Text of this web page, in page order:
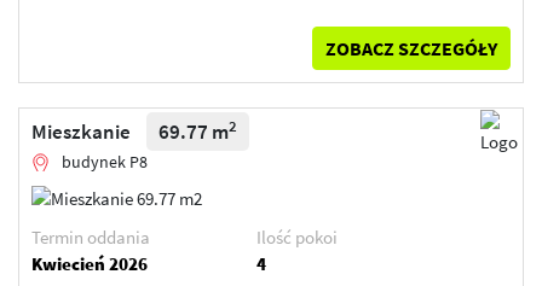
ZOBACZ SZCZEGÓŁY
Mieszkanie 69.77 m2
budynek P8
Termin oddania
Kwiecień 2026
Ilość pokoi
4